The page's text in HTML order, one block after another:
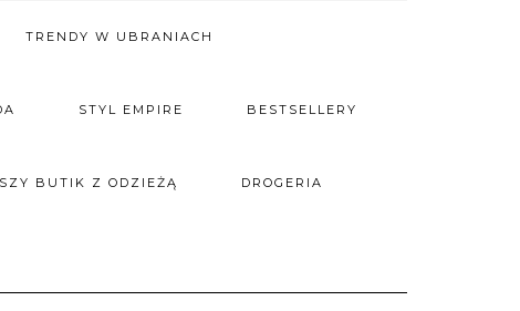
TRENDY W UBRANIACH
STYL EMPIRE BESTSELLERY
BUTIK Z ODZIEŻĄ DROGERIA